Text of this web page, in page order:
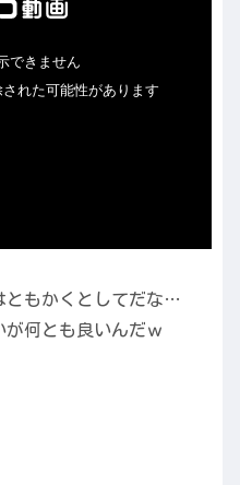
ともかくとしてだな…
何とも良いんだｗ